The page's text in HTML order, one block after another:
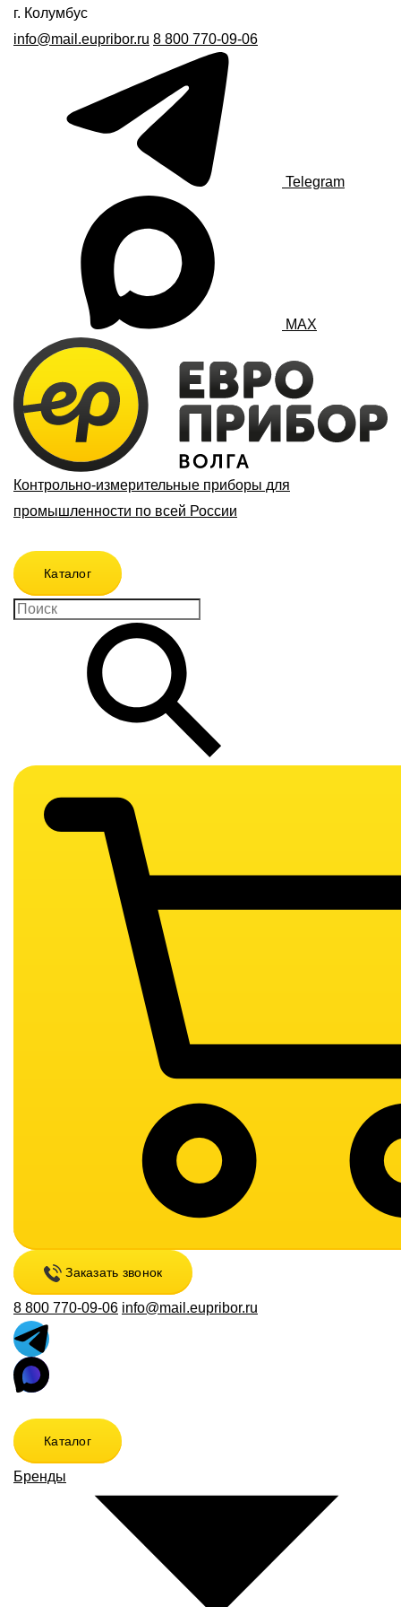
г. Колумбус
info@mail.eupribor.ru 8 800 770-09-06
Telegram
MAX
Контрольно-измерительные приборы для
промышленности по всей России
Каталог
Заказать звонок
8 800 770-09-06 info@mail.eupribor.ru
Каталог
Бренды